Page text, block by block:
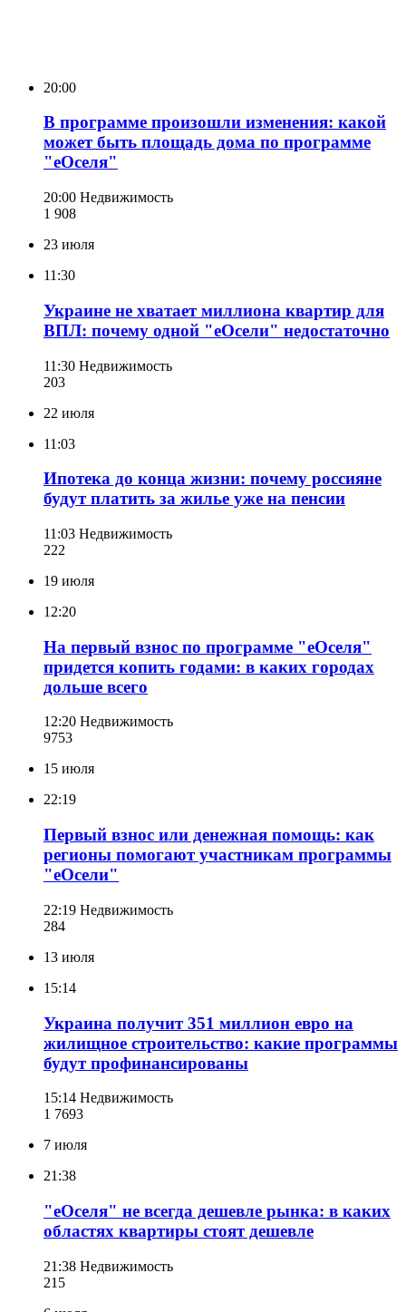
20:00
В программе произошли изменения: какой
может быть площадь дома по программе
"еОселя"
20:00 Недвижимость
1 908
23 июля
11:30
Украине не хватает миллиона квартир для
ВПЛ: почему одной "еОсели" недостаточно
11:30 Недвижимость
203
22 июля
11:03
Ипотека до конца жизни: почему россияне
будут платить за жилье уже на пенсии
11:03 Недвижимость
222
19 июля
12:20
На первый взнос по программе "еОселя"
придется копить годами: в каких городах
дольше всего
12:20 Недвижимость
9753
15 июля
22:19
Первый взнос или денежная помощь: как
регионы помогают участникам программы
"еОсели"
22:19 Недвижимость
284
13 июля
15:14
Украина получит 351 миллион евро на
жилищное строительство: какие программы
будут профинансированы
15:14 Недвижимость
1 7693
7 июля
21:38
"еОселя" не всегда дешевле рынка: в каких
областях квартиры стоят дешевле
21:38 Недвижимость
215